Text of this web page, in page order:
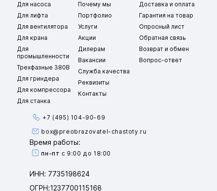
Для насоса
Для лифта
Для вентилятора
Для крана
Для
промышленности
Трехфазные 380В
Для гриндера
Для компрессора
Для станка
Почему мы
Портфолио
Услуги
Акции
Дилерам
Вакансии
Служба качества
Реквизиты
Контакты
Доставка и оплата
Гарантия на товар
Опросный лист
Обратная связь
Возврат и обмен
Вопрос-ответ
+7 (495) 104-90-69
box@preobrazovatel-chastoty.ru
Время работы:
пн-пт с 9:00 до 18:00
ИНН: 7735198624
ОГРН:1237700115168